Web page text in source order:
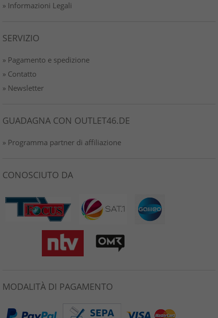
» Informazioni Legali
SERVIZIO
» Pagamento e spedizione
» Contatto
» Newsletter
GUADAGNA CON OUTLET46.DE
» Programma partner di affiliazione
CONOSCIUTO DA
MODALITÀ DI PAGAMENTO